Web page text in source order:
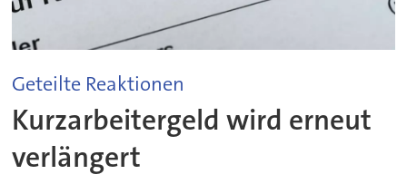
Geteilte Reaktionen
Kurzarbeitergeld wird erneut
verlängert